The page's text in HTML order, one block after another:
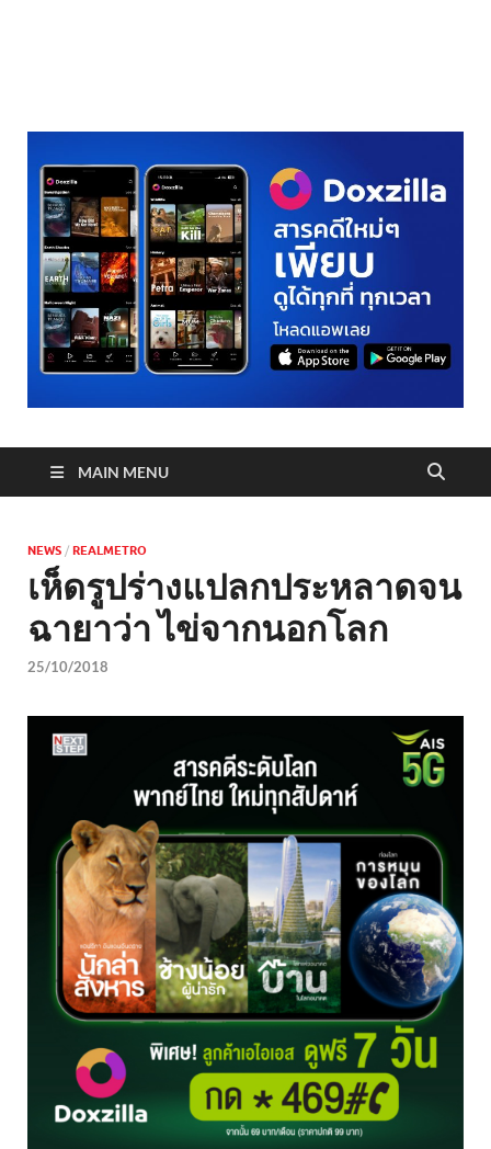
MAIN MENU
NEWS / REALMETRO
เห็ดรูปร่างแปลกประหลาดจน
ฉายาว่า ไข่จากนอกโลก
25/10/2018